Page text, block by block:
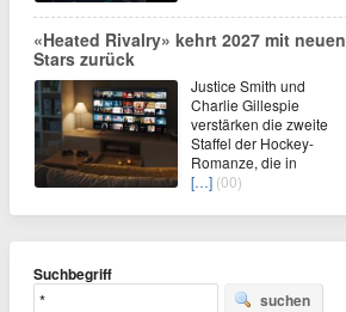
«Heated Rivalry» kehrt 2027 mit neuen
Stars zurück
Justice Smith und
Charlie Gillespie
verstärken die zweite
Staffel der Hockey-
Romanze, die in
[…] (00)
Suchbegriff
suchen